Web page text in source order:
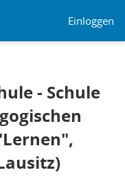
Einloggen
- Schule